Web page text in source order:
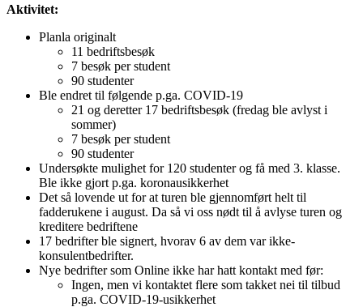
Aktivitet:
Planla originalt
11 bedriftsbesøk
7 besøk per student
90 studenter
Ble endret til følgende p.ga. COVID-19
21 og deretter 17 bedriftsbesøk (fredag ble avlyst i
sommer)
7 besøk per student
90 studenter
Undersøkte mulighet for 120 studenter og få med 3. klasse.
Ble ikke gjort p.ga. koronausikkerhet
Det så lovende ut for at turen ble gjennomført helt til
fadderukene i august. Da så vi oss nødt til å avlyse turen og
kreditere bedriftene
17 bedrifter ble signert, hvorav 6 av dem var ikke-
konsulentbedrifter.
Nye bedrifter som Online ikke har hatt kontakt med før:
Ingen, men vi kontaktet flere som takket nei til tilbud
p.ga. COVID-19-usikkerhet